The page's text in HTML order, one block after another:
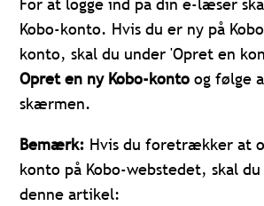
For at logge ind på din e-læser
Kobo-konto. Hvis du er ny på
konto, skal du under 'Opret en
Opret en ny Kobo-konto og følge
skærmen.
Bemærk: Hvis du foretrækker at
konto på Kobo-webstedet, skal
denne artikel: